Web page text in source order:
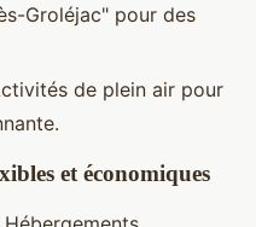
Groléjac" pour des
de plein air pour
et économiques